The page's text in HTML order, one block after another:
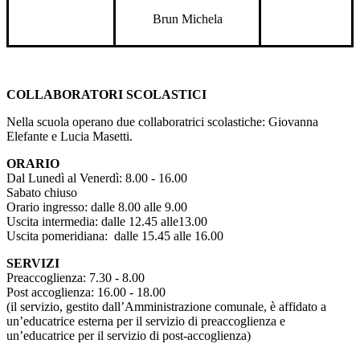
Brun Michela
COLLABORATORI SCOLASTICI
Nella scuola operano due collaboratrici scolastiche: Giovanna
Elefante e Lucia Masetti.
ORARIO
Dal Lunedì al Venerdì: 8.00 - 16.00
Sabato chiuso
Orario ingresso: dalle 8.00 alle 9.00
Uscita intermedia: dalle 12.45 alle13.00
Uscita pomeridiana: dalle 15.45 alle 16.00
SERVIZI
Preaccoglienza: 7.30 - 8.00
Post accoglienza: 16.00 - 18.00
(il servizio, gestito dall’Amministrazione comunale, è affidato a
un’educatrice esterna per il servizio di preaccoglienza e
un’educatrice per il servizio di post-accoglienza)